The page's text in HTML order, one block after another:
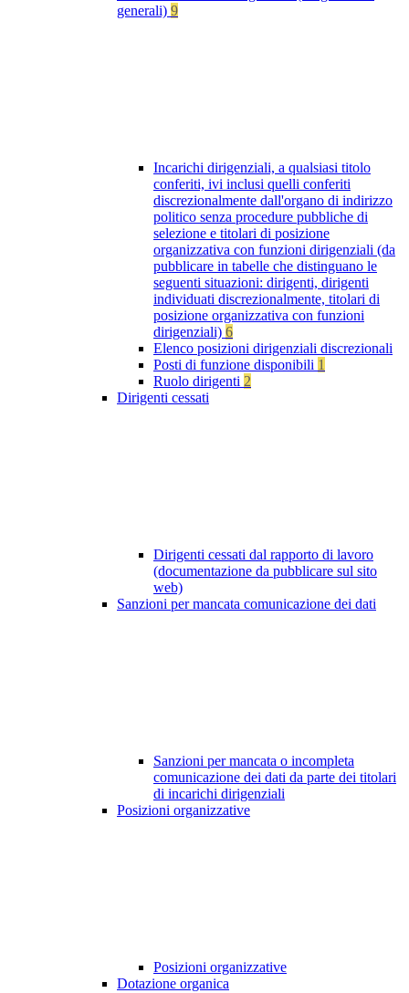
generali) 9
Incarichi dirigenziali, a qualsiasi titolo
conferiti, ivi inclusi quelli conferiti
discrezionalmente dall'organo di indirizzo
politico senza procedure pubbliche di
selezione e titolari di posizione
organizzativa con funzioni dirigenziali (da
pubblicare in tabelle che distinguano le
seguenti situazioni: dirigenti, dirigenti
individuati discrezionalmente, titolari di
posizione organizzativa con funzioni
dirigenziali) 6
Elenco posizioni dirigenziali discrezionali
Posti di funzione disponibili 1
Ruolo dirigenti 2
Dirigenti cessati
Dirigenti cessati dal rapporto di lavoro
(documentazione da pubblicare sul sito
web)
Sanzioni per mancata comunicazione dei dati
Sanzioni per mancata o incompleta
comunicazione dei dati da parte dei titolari
di incarichi dirigenziali
Posizioni organizzative
Posizioni organizzative
Dotazione organica